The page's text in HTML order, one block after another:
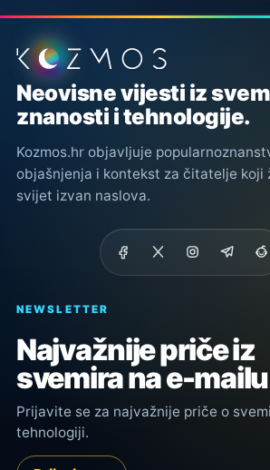
Podnožje stranice
Neovisne vijesti iz
znanosti i tehnologije.
Kozmos.hr objavljuje
objašnjenja i kontekst za čitatelje koji
svijet izvan naslova.
NEWSLETTER
Najvažnije priče iz
svemira na e-
Prijavite se za najvažnije priče o
tehnologiji.